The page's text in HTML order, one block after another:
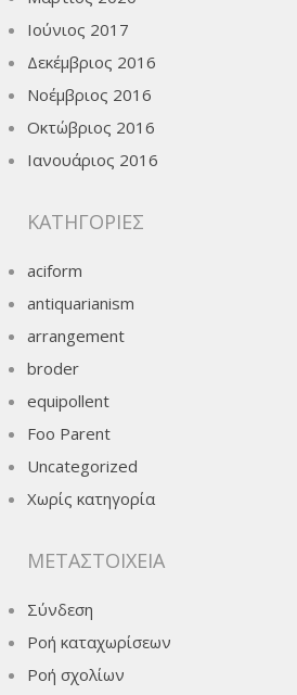
Ιούνιος 2017
Δεκέμβριος 2016
Νοέμβριος 2016
Οκτώβριος 2016
Ιανουάριος 2016
KΑΤΗΓΟΡΊΕΣ
aciform
antiquarianism
arrangement
broder
equipollent
Foo Parent
Uncategorized
Χωρίς κατηγορία
ΜΕΤΑΣΤΟΙΧΕΊΑ
Σύνδεση
Ροή καταχωρίσεων
Ροή σχολίων